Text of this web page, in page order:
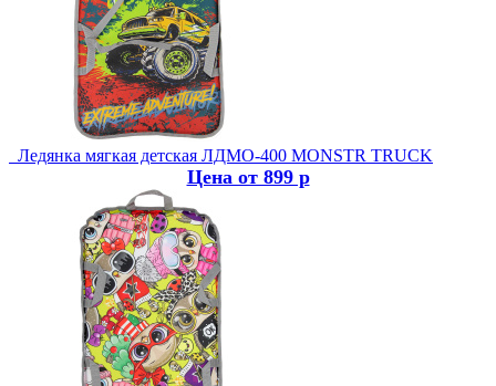
Ледянка мягкая детская ЛДМО-400 MONSTR TRUCK
Цена от 899 р